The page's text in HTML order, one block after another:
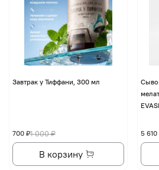
Завтрак у Тиффани, 300 мл
1 000 ₽
700 ₽
В корзину
5 610